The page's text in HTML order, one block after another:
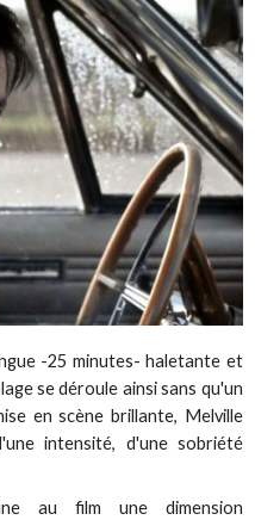
-25 minutes- haletante et
se déroule ainsi sans qu'un
en scène brillante, Melville
intensité, d'une sobriété
au film une dimension